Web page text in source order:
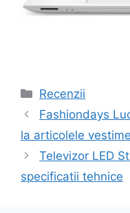
Categorii
Recenzii
Navigare
în
Fashiondays
la articolele
Televizor LED
specificatii tehnice